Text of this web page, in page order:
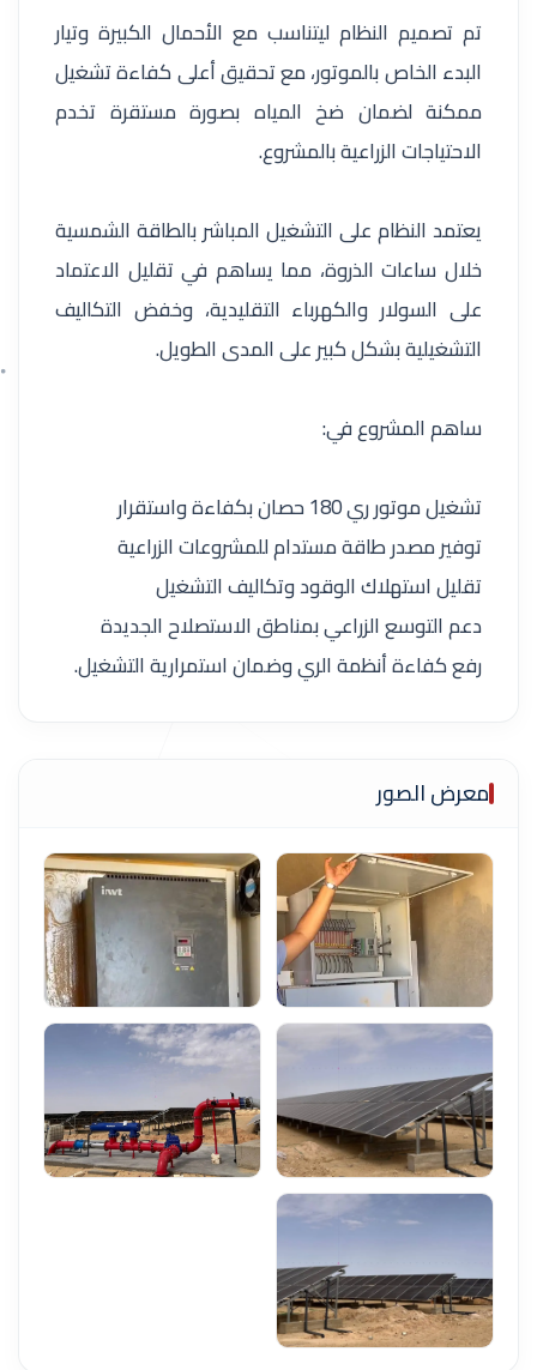
تم تصميم النظام ليتناسب مع الأحمال الكبيرة وتيار
البدء الخاص بالموتور، مع تحقيق أعلى كفاءة تشغيل
ممكنة لضمان ضخ المياه بصورة مستقرة تخدم
الاحتياجات الزراعية بالمشروع.
يعتمد النظام على التشغيل المباشر بالطاقة الشمسية
خلال ساعات الذروة، مما يساهم في تقليل الاعتماد
على السولار والكهرباء التقليدية، وخفض التكاليف
التشغيلية بشكل كبير على المدى الطويل.
ساهم المشروع في:
تشغيل موتور ري 180 حصان بكفاءة واستقرار
توفير مصدر طاقة مستدام للمشروعات الزراعية
تقليل استهلاك الوقود وتكاليف التشغيل
دعم التوسع الزراعي بمناطق الاستصلاح الجديدة
رفع كفاءة أنظمة الري وضمان استمرارية التشغيل.
معرض الصور